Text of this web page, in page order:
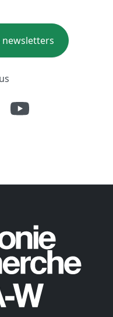
newsletters